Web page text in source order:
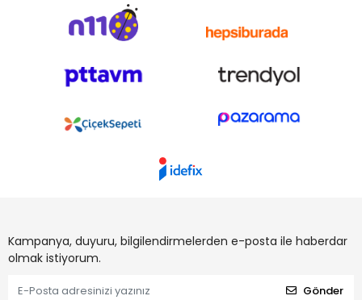
Kampanya, duyuru, bilgilendirmelerden e-posta ile haberdar
olmak istiyorum.
Gönder